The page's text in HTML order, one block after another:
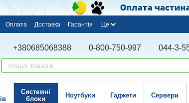
Оплата Доставка Гарантія Ще
+380685068388 0-800-750-997 044-3-
Системні
блоки
Ноутбуки Гаджети Сервери